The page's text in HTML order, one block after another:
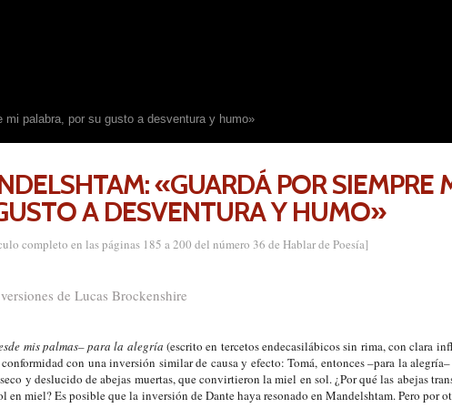
palabra, por su gusto a desventura y humo»
«GUARDÁ POR SIEMPRE
A DESVENTURA Y HUMO»
completo en las páginas 185 a 200 del número 36 de Hablar de Poesía]
de Lucas Brockenshire
mis palmas– para la alegría(escrito en tercetos endecasilábicos sin rima, con clara
con una inversión similar de causa y efecto: Tomá, entonces –para la
y deslucido de abejas muertas, que convirtieron la miel en sol. ¿Por qué las abejas
en miel? Es posible que la inversión de Dante haya resonado en Mandelshtam. Pero por